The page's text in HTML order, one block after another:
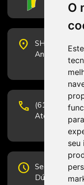
O
seu
place
SHS Quadra
Andar, Sala
phone
(61) 3223-
Atendimento
schedule Segunda-
Dúvidas e